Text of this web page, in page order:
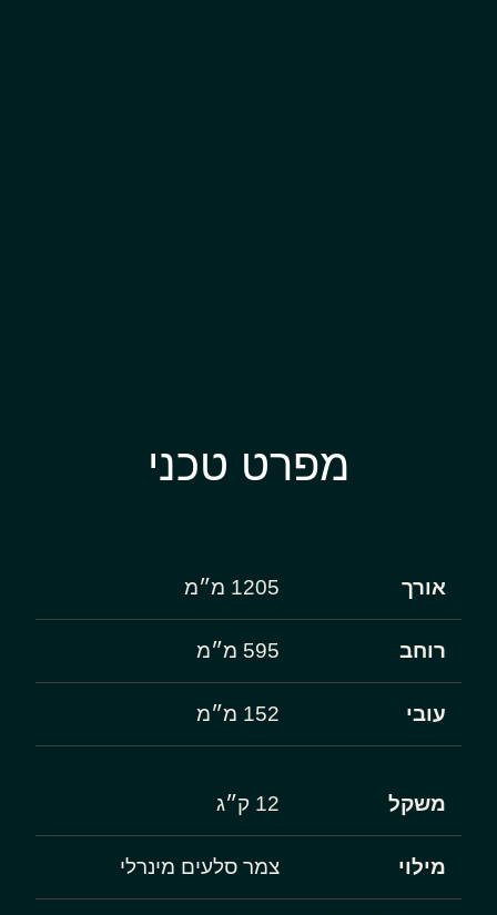
מפרט טכני
אורך 1205 מ״מ
רוחב 595 מ״מ
עובי 152 מ״מ
משקל 12 ק״ג
מילוי צמר סלעים מינרלי